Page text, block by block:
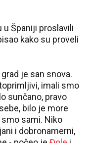
u Španiji proslavili
kako su proveli
je san snova.
imali smo
sunčano, pravo
bilo je more
smo sami. Niko
i dobronamerni,